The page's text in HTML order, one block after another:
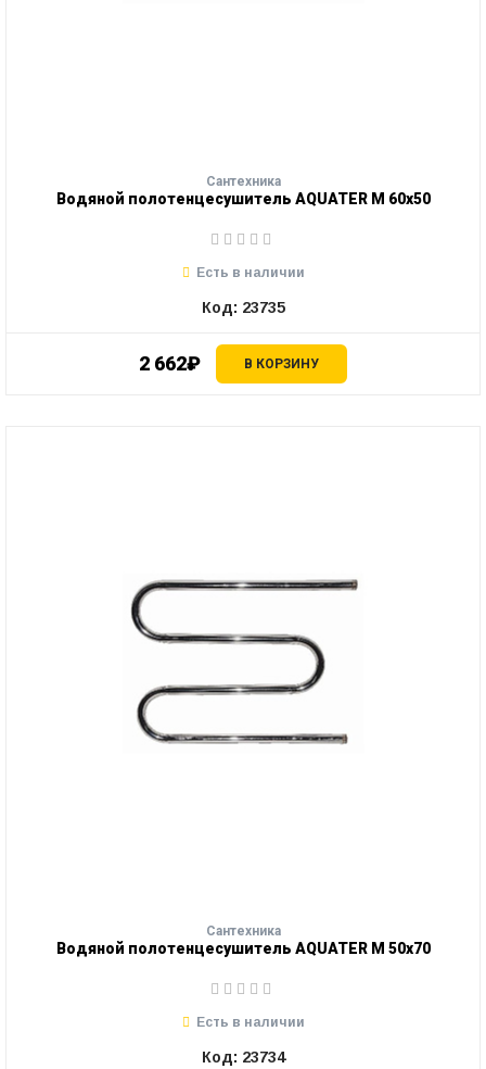
Сантехника
Водяной полотенцесушитель AQUATER М 60х50
2 662₽ В КОРЗИНУ
Есть в наличии
Код: 23735
Сантехника
Водяной полотенцесушитель AQUATER М 50х70
Есть в наличии
Код: 23734